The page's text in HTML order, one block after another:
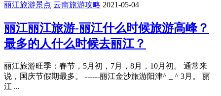
丽江旅游景点 云南旅游攻略 2021-05-04
丽江丽江旅游-丽江什么时候旅游高峰？
最多的人什么时候去丽江？
丽江旅游旺季：春节，5月初，7月，8月，10月初。 通常来
说，国庆节假期最多。 ------丽江金沙旅游阳津^ _ ^ 3月。 丽
江 ...